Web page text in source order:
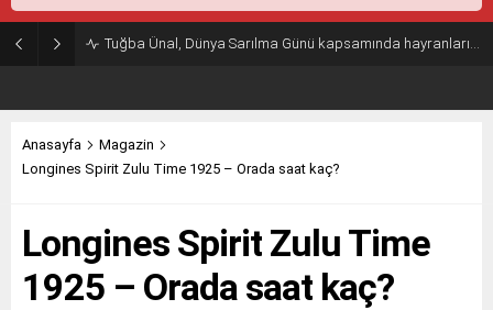
Tuğba Ünal, Dünya Sarılma Günü kapsamında hayranlarıyla buluştu
Anasayfa
Magazin
Longines Spirit Zulu Time 1925 – Orada saat kaç?
Longines Spirit Zulu Time
1925 – Orada saat kaç?